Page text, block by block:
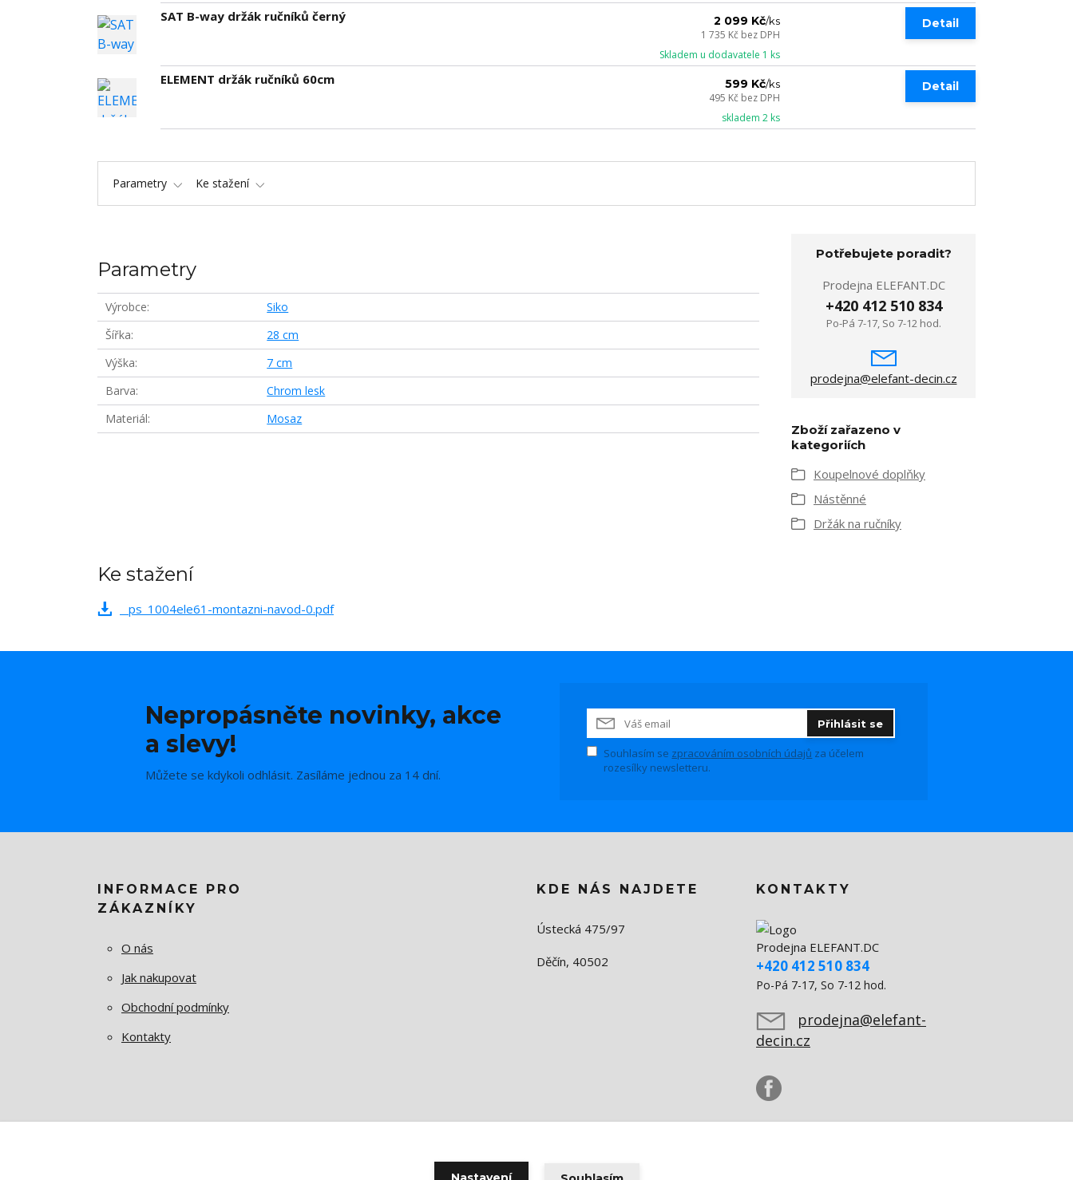
SAT B-way držák ručníků černý 2 099 Kč/ks
1 735 Kč bez DPH
Skladem u dodavatele 1 ks
Detail
ELEMENT držák ručníků 60cm 599 Kč/ks
495 Kč bez DPH
skladem 2 ks
Detail
Parametry Ke stažení
Parametry
Výrobce
Siko
Šířka
28 cm
Výška
7 cm
Barva
Chrom lesk
Materiál
Mosaz
Potřebujete poradit?
Prodejna ELEFANT.DC
+420 412 510 834
Po-Pá 7-17, So 7-12 hod.
prodejna@elefant-decin.cz
Zboží zařazeno v
kategoriích
Koupelnové doplňky
Nástěnné
Držák na ručníky
Ke stažení
_ps_1004ele61-montazni-navod-0.pdf
Nepropásněte novinky, akce
a slevy!
Můžete se kdykoli odhlásit. Zasíláme jednou za 14 dní.
Přihlásit se
Souhlasím se zpracováním osobních údajů za účelem
rozesílky newsletteru.
INFORMACE PRO
ZÁKAZNÍKY
O nás
Jak nakupovat
Obchodní podmínky
Kontakty
KDE NÁS NAJDETE
Ústecká 475/97
Děčín, 40502
KONTAKTY
Prodejna ELEFANT.DC
+420 412 510 834
Po-Pá 7-17, So 7-12 hod.
prodejna@elefant-
decin.cz